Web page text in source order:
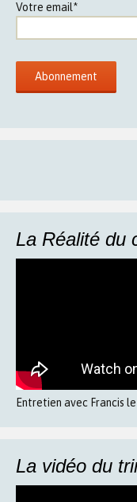
Votre email*
La Réalité du
Entretien avec Francis
La vidéo du